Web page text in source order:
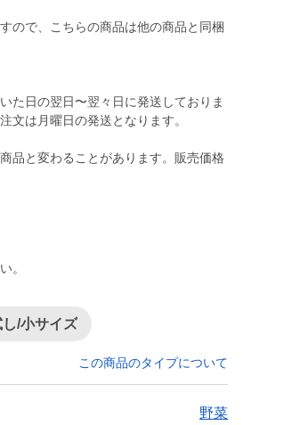
ので、こちらの商品は他の商品と同梱
た日の翌日〜翌々日に発送しておりま
文は月曜日の発送となります。
品と変わることがあります。販売価格
。
/小サイズ
この商品のタイプについて
野菜